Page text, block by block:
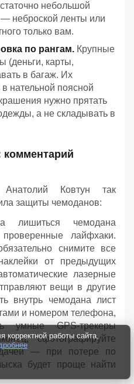
небольшой
неброской ленты или
только вам.
по рангам. Крупные
(деньги, карты,
в багаж. Их
нательной поясной
нужно прятать
а не складывать в
комментарий
Ковтун так
защиты чемоданов:
лишиться чемодана
лайфхаки.
снимите все
от предыдущих
лазерные
вещи в другие
внутрь чемодана лист
и номером телефона,
умные GPS-трекеры
сфотографируйте
— при потере по
будет проще найти
работы сайта,